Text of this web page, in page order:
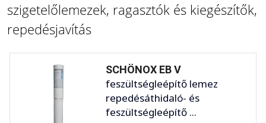
szigetelőlemezek, ragasztók és kiegészítők,
repedésjavítás
SCHÖNOX EB V
feszültségleépítő lemez
repedésáthidaló- és
feszültségleépítő ...